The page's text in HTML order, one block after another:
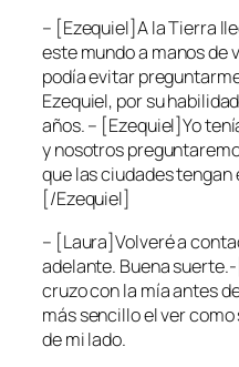
– [Ezequiel]A la Tierra
este mundo a manos
podía evitar
Ezequiel, por su
años. – [Ezequiel]Yo
y nosotros
que las ciudades
[/Ezequiel]
– [Laura]Volveré a
adelante. Buena
cruzo con la mía antes
más sencillo el ver
de mi lado.